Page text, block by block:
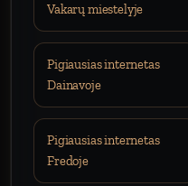
Vakarų miestelyje
Pigiausias internetas
Dainavoje
Pigiausias internetas
Fredoje